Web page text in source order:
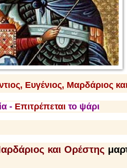
Ευγένιος, Μαρδάριος
- Επιτρέπεται το ψάρι
και Ορέστης